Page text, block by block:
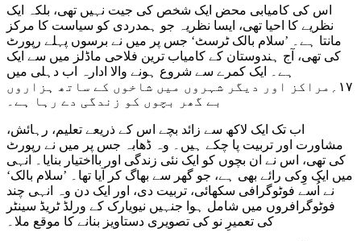
اس کی کامیابی محض ایک شخص کی جیت نہیں تھی، بلکہ ایک
نظریے کا احیا تھی، ایسا نظریہ جو ہمدردی کو سیاست کا مرکز
مانتا ہے۔ ’سلام بالک ٹرسٹ‘ جس پر میں نے برسوں پہلے رپورٹ
کی تھی، آج ہندوستان کے کامیاب ترین فلاحی ماڈلز میں سے ایک
ہے۔ ایک کمرے سے شروع ہونے والا ادارہ اب دہلی میں
۱۷؍مراکز اور دیگر شہروں میں شاخوں کے ساتھ ہزاروں
بے گھر بچوں کو زندگی دے رہا ہے۔
اب تک ایک لاکھ سے زائد بچے اس کے ذریعے تعلیم، رہائش،
مشاورت اور تربیت پا چکے ہیں۔ وہ ڈھابہ جس پر میں نے رپورٹ
کی تھی، اس نے ان بچوں کو ایک نئی زندگی اور بااختیار بنایا۔ انہی
میں ایک وِکی رائے بھی ہے، جو گھر سے بھاگ کر آیا تھا۔ ’سلام بالک‘
نے اُسے فوٹوگرافی سکھائی، تربیت دی، اور ایک دن وہ انہی چند
فوٹوگرافروں میں شامل ہوا جنہیں نیویارک کے ورلڈ ٹریڈ سینٹر
کی تعمیرِ نو کی تصویری دستاویز بنانے کا موقع ملا۔